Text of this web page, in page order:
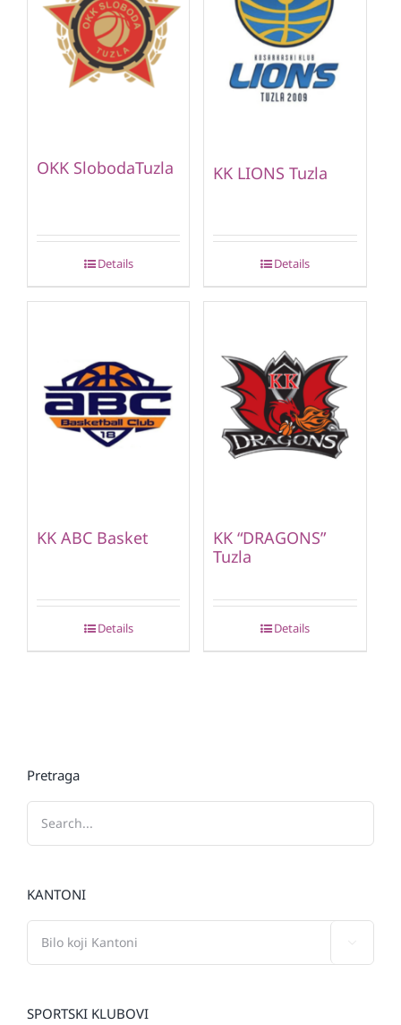
OKK SlobodaTuzla
Details
KK LIONS Tuzla
Details
KK ABC Basket
Details
KK “DRAGONS”
Tuzla
Details
Pretraga
KANTONI
SPORTSKI KLUBOVI